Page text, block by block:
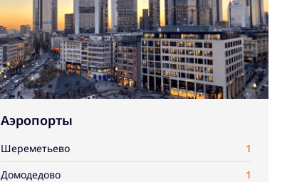
Аэропорты
Шереметьево
1
Домодедово
1